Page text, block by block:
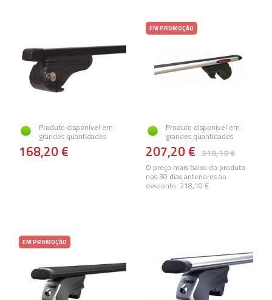
Produto disponível em
grandes quantidades
168,20 €
EM PROMOÇÃO
Produto disponível em
grandes quantidades
218,10 €
207,20 €
O preço mais baixo do produto
nos 30 dias anteriores ao
desconto: 218,10 €
EM PROMOÇÃO